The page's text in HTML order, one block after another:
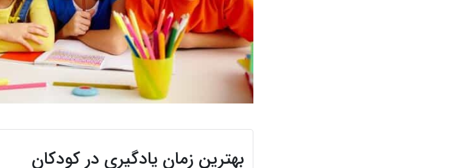
بهترین زمان یادگیری در کودکان